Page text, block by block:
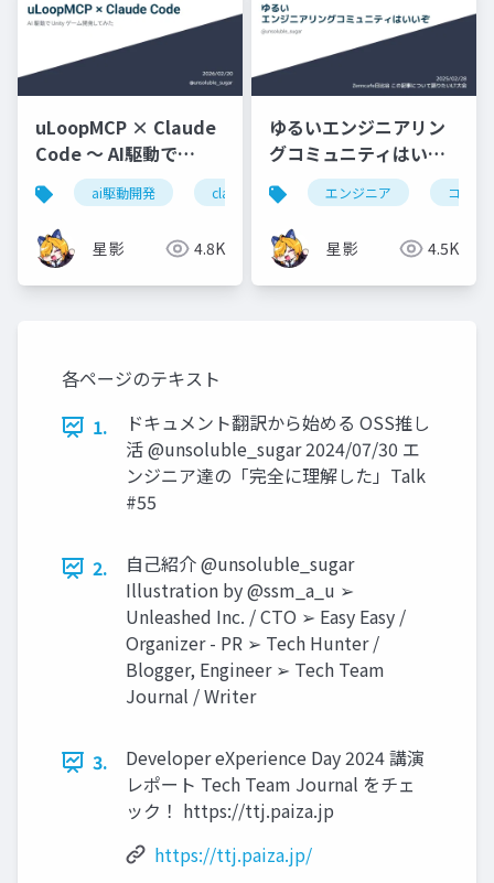
uLoopMCP × Claude
Code 〜 AI駆動で
Unityゲーム開発してみ
た
ai駆動開発 claude code unity バイブコ
星影 4.8K
ゆるいエンジニアリン
グコミュニティはいい
ぞ
エンジニア コミュ
星影 4.5K
各ページのテキスト
1.
ドキュメント翻訳から始める OSS推し
活 @unsoluble_sugar 2024/07/30 エ
ンジニア達の「完全に理解した」Talk
#55
2.
自己紹介 @unsoluble_sugar
Illustration by @ssm_a_u ➢
Unleashed Inc. / CTO ➢ Easy Easy /
Organizer - PR ➢ Tech Hunter /
Blogger, Engineer ➢ Tech Team
Journal / Writer
3.
Developer eXperience Day 2024 講演
レポート Tech Team Journal をチェ
ック！ https://ttj.paiza.jp
https://ttj.paiza.jp/